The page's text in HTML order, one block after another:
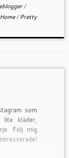
/
/Pretty
som
lite kläder,
Följ mig